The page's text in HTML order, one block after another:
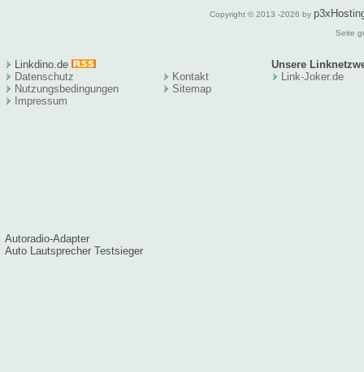
Copyright © 2013 -2026 by
Seite
Linkdino.de
Unsere
Datenschutz
Nutzungsbedingungen
Impressum
Kontakt
Sitemap
Link-Joker.de
Autoradio-Adapter
Auto Lautsprecher Testsieger